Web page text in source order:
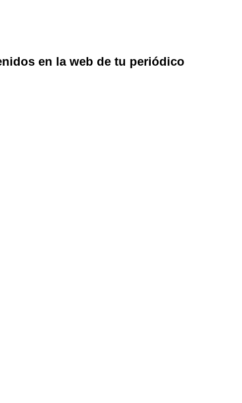
en la web de tu periódico